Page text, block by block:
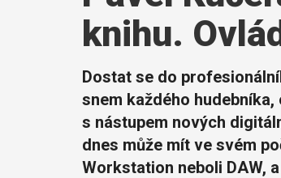
knihu.
Dostat se do
snem každého
s nástupem nových
dnes může mít ve svém
Workstation neboli DAW,